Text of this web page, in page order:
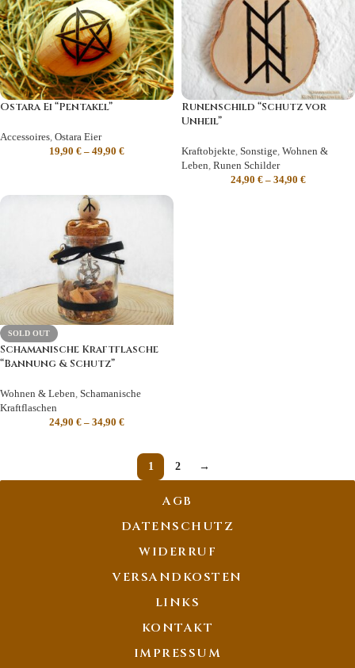
Ostara Ei “Pentakel”
Accessoires, Ostara Eier
19,90 € – 49,90 €
Runenschild “Schutz vor
Unheil”
Kraftobjekte, Sonstige, Wohnen &
Leben, Runen Schilder
24,90 € – 34,90 €
SOLD OUT
Schamanische Kraftflasche
“Bannung & Schutz”
Wohnen & Leben, Schamanische
Kraftflaschen
24,90 € – 34,90 €
1 2 →
AGB
DATENSCHUTZ
WIDERRUF
VERSANDKOSTEN
LINKS
KONTAKT
IMPRESSUM